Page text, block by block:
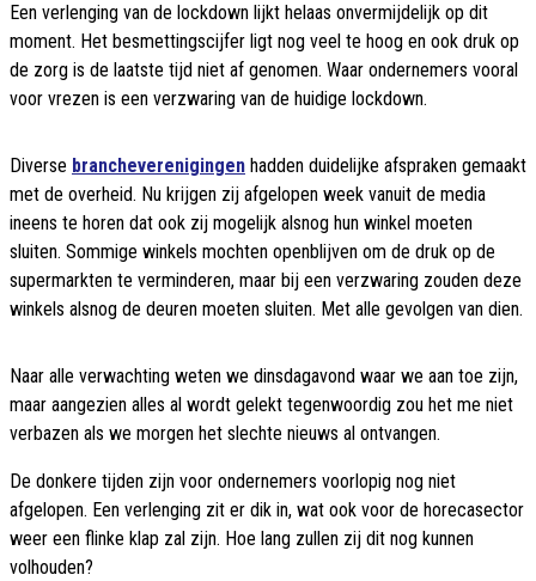
Een verlenging van de lockdown lijkt helaas onvermijdelijk op dit
moment. Het besmettingscijfer ligt nog veel te hoog en ook druk op
de zorg is de laatste tijd niet af genomen. Waar ondernemers vooral
voor vrezen is een verzwaring van de huidige lockdown.
Diverse brancheverenigingen hadden duidelijke afspraken gemaakt
met de overheid. Nu krijgen zij afgelopen week vanuit de media
ineens te horen dat ook zij mogelijk alsnog hun winkel moeten
sluiten. Sommige winkels mochten openblijven om de druk op de
supermarkten te verminderen, maar bij een verzwaring zouden deze
winkels alsnog de deuren moeten sluiten. Met alle gevolgen van dien.
Naar alle verwachting weten we dinsdagavond waar we aan toe zijn,
maar aangezien alles al wordt gelekt tegenwoordig zou het me niet
verbazen als we morgen het slechte nieuws al ontvangen.
De donkere tijden zijn voor ondernemers voorlopig nog niet
afgelopen. Een verlenging zit er dik in, wat ook voor de horecasector
weer een flinke klap zal zijn. Hoe lang zullen zij dit nog kunnen
volhouden?